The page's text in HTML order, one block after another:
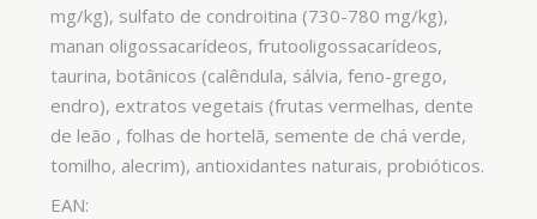
mg/kg), sulfato de condroitina (730-780 mg/kg),
manan oligossacarídeos, frutooligossacarídeos,
taurina, botânicos (calêndula, sálvia, feno-grego,
endro), extratos vegetais (frutas vermelhas, dente
de leão , folhas de hortelã, semente de chá verde,
tomilho, alecrim), antioxidantes naturais, probióticos.
EAN: